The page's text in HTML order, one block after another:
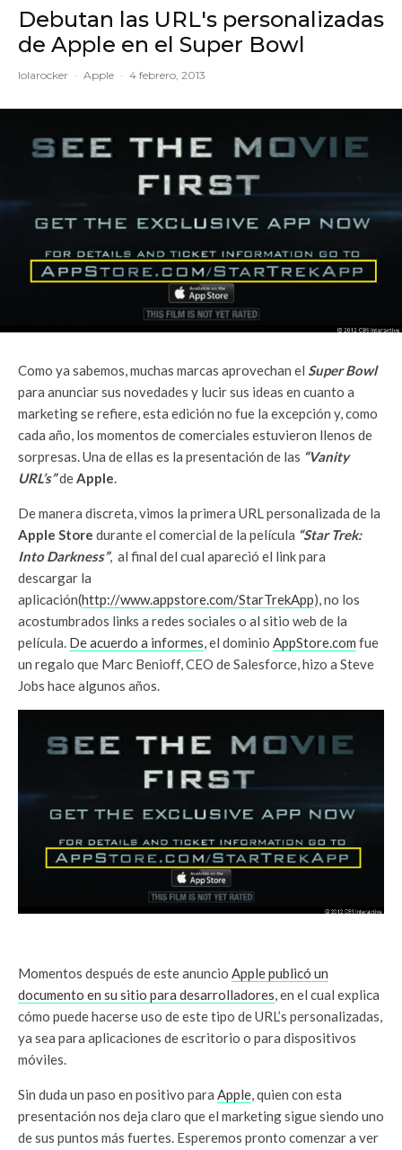
Debutan las URL's personalizadas
de Apple en el Super Bowl
lolarocker · Apple · 4 febrero, 2013
Como ya sabemos, muchas marcas aprovechan el Super Bowl
para anunciar sus novedades y lucir sus ideas en cuanto a
marketing se refiere, esta edición no fue la excepción y, como
cada año, los momentos de comerciales estuvieron llenos de
sorpresas. Una de ellas es la presentación de las “Vanity
URL’s”deApple.
De manera discreta, vimos la primera URL personalizada de la
Apple Store durante el comercial de la película “Star Trek:
Into Darkness”, al final del cual apareció el link para
descargar la
aplicación(http://www.appstore.com/StarTrekApp), no los
acostumbrados links a redes sociales o al sitio web de la
película. De acuerdo a informes, el dominio AppStore.com fue
un regalo que Marc Benioff, CEO de Salesforce, hizo a Steve
Jobs hace algunos años.
Momentos después de este anuncio Apple publicó un
documento en su sitio para desarrolladores, en el cual explica
cómo puede hacerse uso de este tipo de URL’s personalizadas,
ya sea para aplicaciones de escritorio o para dispositivos
móviles.
Sin duda un paso en positivo para Apple, quien con esta
presentación nos deja claro que el marketing sigue siendo uno
de sus puntos más fuertes. Esperemos pronto comenzar a ver